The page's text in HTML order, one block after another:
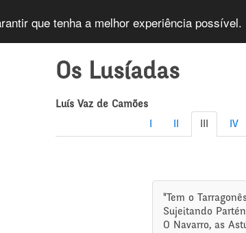
que tenha a melhor experiência possível.
Os Lusíadas
Luís Vaz de Camões
IV
"Tem o
Sujeitando
O Navarro, as